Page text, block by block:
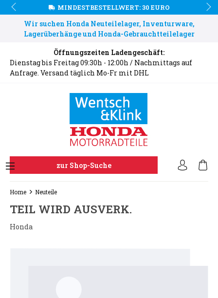
MINDESTBESTELLWERT: 30 EURO
Wir suchen Honda Neuteilelager, Inventurware,
Lagerüberhänge und Honda-Gebrauchtteilelager
Öffnungszeiten Ladengeschäft:
Dienstag bis Freitag 09:30h - 12:00h / Nachmittags auf
Anfrage. Versand täglich Mo-Fr mit DHL
zur Shop-Suche
Home Neuteile
TEIL WIRD AUSVERK.
Honda